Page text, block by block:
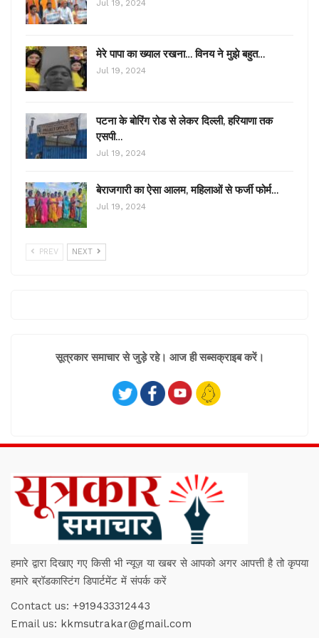
Jul 19, 2024
मेरे पापा का ख्याल रखना… विनय ने मुझे बहुत…
Jul 19, 2024
पटना के बोरिंग रोड से लेकर दिल्ली, हरियाणा तक
एसपी…
Jul 19, 2024
बेराजगारी का ऐसा आलम, महिलाओं से फर्जी फोर्म…
Jul 19, 2024
PREV NEXT
सूत्रकार समाचार से जुड़े रहे। आज ही सब्सक्राइब करें।
हमारे द्वारा दिखाए गए किसी भी न्यूज़ या खबर से आपको अगर आपत्ती है तो कृपया
हमारे ब्रॉडकास्टिंग डिपार्टमेंट में संपर्क करें
Contact us: +919433312443
Email us: kkmsutrakar@gmail.com